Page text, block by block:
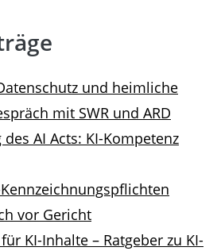
und heimliche
mit SWR und ARD
AI Acts: KI-Kompetenz
vor Gericht
KI-Inhalte – Ratgeber zu KI-